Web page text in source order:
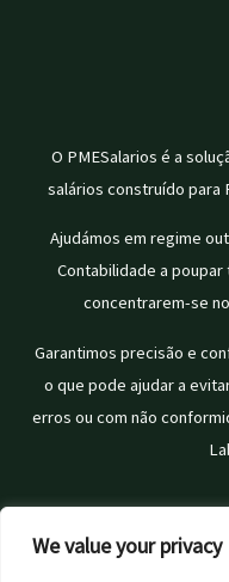
We value your privacy
O PMESalarios é a
salários construído para
Ajudámos em regime
Contabilidade a
concentrarem-se
Garantimos precisão e
o que pode ajudar a
erros ou com não